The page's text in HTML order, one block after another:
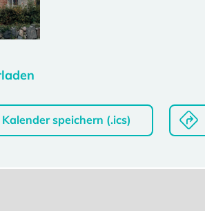
Kalender speichern (.ics)